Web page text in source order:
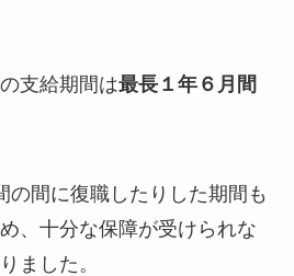
支給期間は最長１年６月間
の間に復職したりした期間も
、十分な保障が受けられな
ました。